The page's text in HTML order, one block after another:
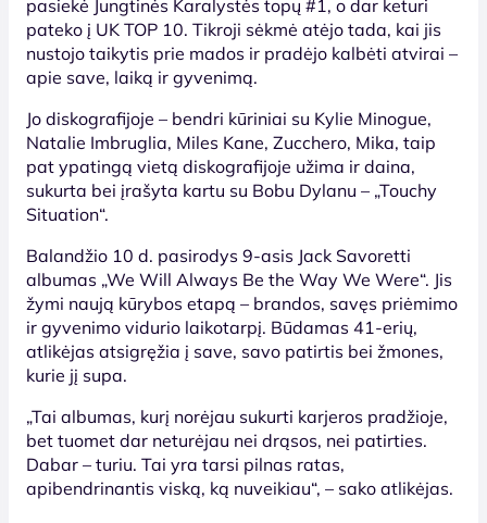
pasiekė Jungtinės Karalystės topų #1, o dar keturi
pateko į UK TOP 10. Tikroji sėkmė atėjo tada, kai jis
nustojo taikytis prie mados ir pradėjo kalbėti atvirai –
apie save, laiką ir gyvenimą.
Jo diskografijoje – bendri kūriniai su Kylie Minogue,
Natalie Imbruglia, Miles Kane, Zucchero, Mika, taip
pat ypatingą vietą diskografijoje užima ir daina,
sukurta bei įrašyta kartu su Bobu Dylanu – „Touchy
Situation“.
Balandžio 10 d. pasirodys 9-asis Jack Savoretti
albumas „We Will Always Be the Way We Were“. Jis
žymi naują kūrybos etapą – brandos, savęs priėmimo
ir gyvenimo vidurio laikotarpį. Būdamas 41-erių,
atlikėjas atsigręžia į save, savo patirtis bei žmones,
kurie jį supa.
„Tai albumas, kurį norėjau sukurti karjeros pradžioje,
bet tuomet dar neturėjau nei drąsos, nei patirties.
Dabar – turiu. Tai yra tarsi pilnas ratas,
apibendrinantis viską, ką nuveikiau“, – sako atlikėjas.